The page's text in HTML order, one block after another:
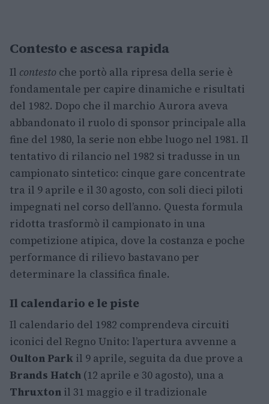
Contesto e ascesa rapida
Il contesto che portò alla ripresa della serie è
fondamentale per capire dinamiche e risultati
del 1982. Dopo che il marchio Aurora aveva
abbandonato il ruolo di sponsor principale alla
fine del 1980, la serie non ebbe luogo nel 1981. Il
tentativo di rilancio nel 1982 si tradusse in un
campionato sintetico: cinque gare concentrate
tra il 9 aprile e il 30 agosto, con soli dieci piloti
impegnati nel corso dell’anno. Questa formula
ridotta trasformò il campionato in una
competizione atipica, dove la costanza e poche
performance di rilievo bastavano per
determinare la classifica finale.
Il calendario e le piste
Il calendario del 1982 comprendeva circuiti
iconici del Regno Unito: l’apertura avvenne a
Oulton Park il 9 aprile, seguita da due prove a
Brands Hatch (12 aprile e 30 agosto), una a
Thruxton il 31 maggio e il tradizionale